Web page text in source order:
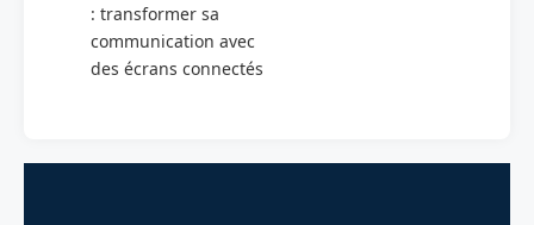
: transformer sa
communication avec
des écrans connectés